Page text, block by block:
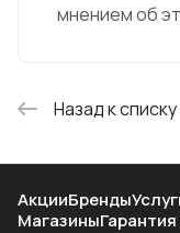
мнением об
Назад к списку
АкцииБренды
Магазины